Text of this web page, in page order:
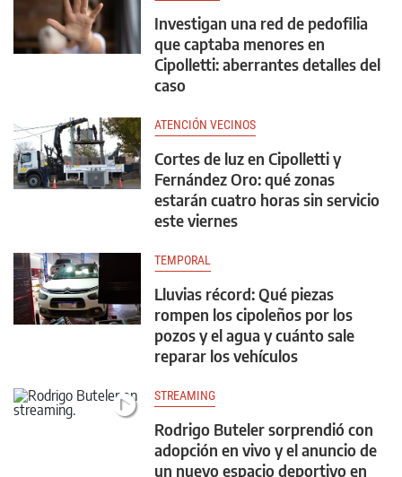
Investigan una red de pedofilia
que captaba menores en
Cipolletti: aberrantes detalles del
caso
ATENCIÓN VECINOS
Cortes de luz en Cipolletti y
Fernández Oro: qué zonas
estarán cuatro horas sin servicio
este viernes
TEMPORAL
Lluvias récord: Qué piezas
rompen los cipoleños por los
pozos y el agua y cuánto sale
reparar los vehículos
STREAMING
Rodrigo Buteler sorprendió con
adopción en vivo y el anuncio de
un nuevo espacio deportivo en